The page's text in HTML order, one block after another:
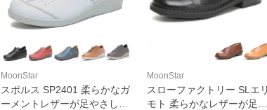
MoonStar
スポルス SP2401 柔らかなガ
ーメントレザーが足やさしく
MoonStar
スローファクトリー SLエリ
モト 柔らかなレザーが足や